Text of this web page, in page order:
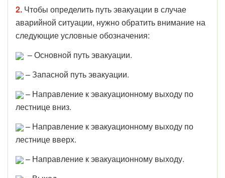
2. Чтобы определить путь эвакуации в случае
аварийной ситуации, нужно обратить внимание на
следующие условные обозначения:
– Основной путь эвакуации.
– Запасной путь эвакуации.
– Направление к эвакуационному выходу по
лестнице вниз.
– Направление к эвакуационному выходу по
лестнице вверх.
– Направление к эвакуационному выходу.